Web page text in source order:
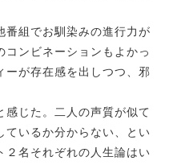
番組でお馴染みの進行力が
ンビネーションもよかっ
ーが存在感を出しつつ、邪
感じた。二人の声質が似て
ているか分からない、とい
２名それぞれの人生論はい